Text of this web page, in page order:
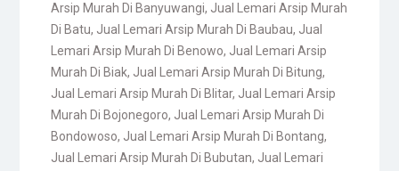
Arsip Murah Di Banyuwangi, Jual Lemari Arsip Murah
Di Batu, Jual Lemari Arsip Murah Di Baubau, Jual
Lemari Arsip Murah Di Benowo, Jual Lemari Arsip
Murah Di Biak, Jual Lemari Arsip Murah Di Bitung,
Jual Lemari Arsip Murah Di Blitar, Jual Lemari Arsip
Murah Di Bojonegoro, Jual Lemari Arsip Murah Di
Bondowoso, Jual Lemari Arsip Murah Di Bontang,
Jual Lemari Arsip Murah Di Bubutan, Jual Lemari